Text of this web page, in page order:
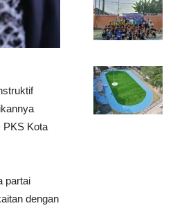
PKS Kota
partai
dengan